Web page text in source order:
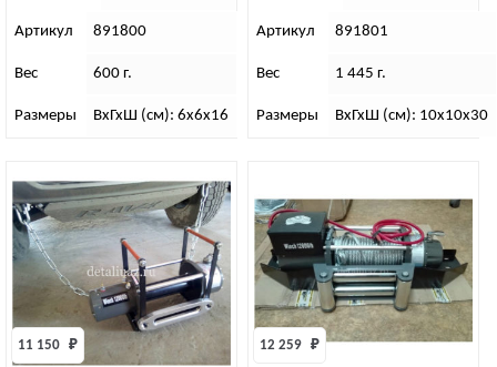
Артикул 891800
Вес 600 г.
Размеры ВхГхШ (см): 6х6х16
Артикул 891801
Вес 1 445 г.
Размеры ВхГхШ (см): 10х10х30
11 150 ₽ 12 259 ₽